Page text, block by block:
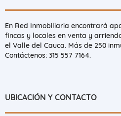
En Red Inmobiliaria encontrará
fincas y locales en venta y
el Valle del Cauca. Más de 250
Contáctenos: 315 557 7164.
UBICACIÓN Y CONTACTO